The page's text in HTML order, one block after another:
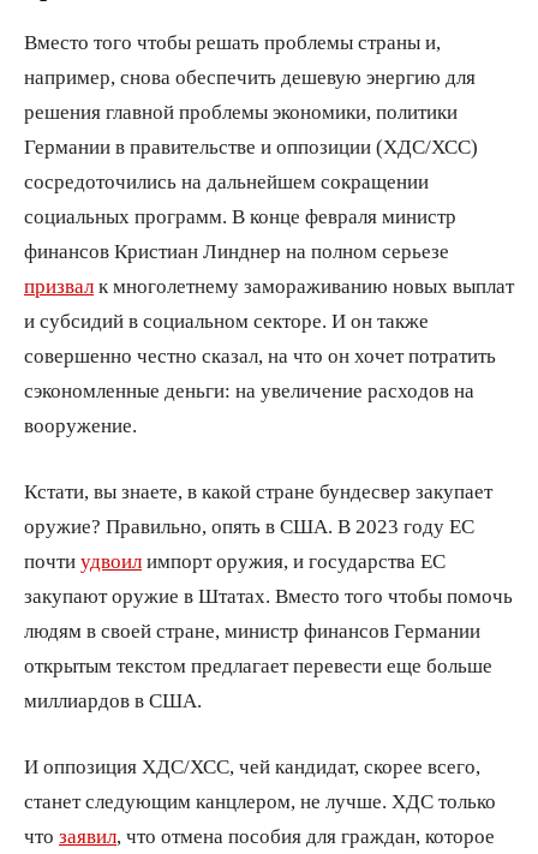
Вместо того чтобы решать проблемы страны и,
например, снова обеспечить дешевую энергию для
решения главной проблемы экономики, политики
Германии в правительстве и оппозиции (ХДС/ХСС)
сосредоточились на дальнейшем сокращении
социальных программ. В конце февраля министр
финансов Кристиан Линднер на полном серьезе
призвал к многолетнему замораживанию новых выплат
и субсидий в социальном секторе. И он также
совершенно честно сказал, на что он хочет потратить
сэкономленные деньги: на увеличение расходов на
вооружение.
Кстати, вы знаете, в какой стране бундесвер закупает
оружие? Правильно, опять в США. В 2023 году ЕС
почти удвоил импорт оружия, и государства ЕС
закупают оружие в Штатах. Вместо того чтобы помочь
людям в своей стране, министр финансов Германии
открытым текстом предлагает перевести еще больше
миллиардов в США.
И оппозиция ХДС/ХСС, чей кандидат, скорее всего,
станет следующим канцлером, не лучше. ХДС только
что заявил , что отмена пособия для граждан, которое